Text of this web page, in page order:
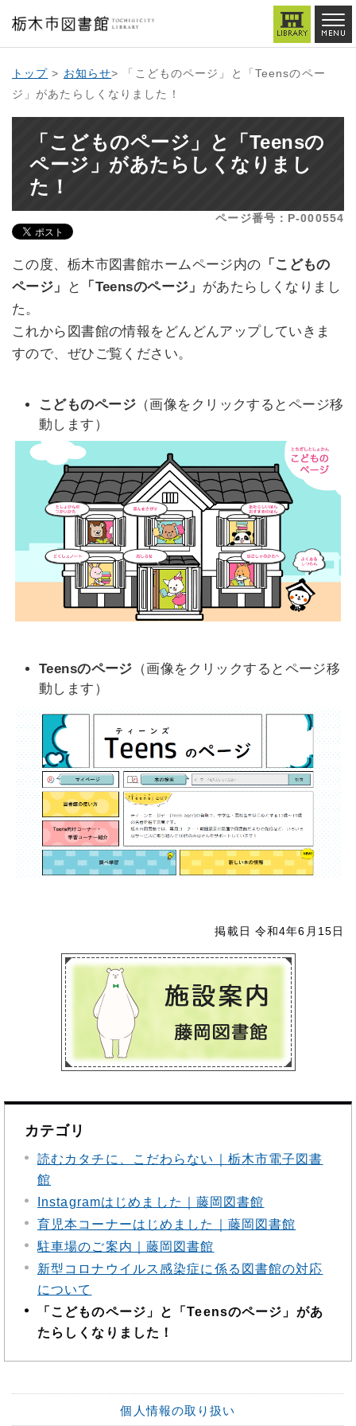
トップ > お知らせ> 「こどものページ」と「Teensのペー
ジ」があたらしくなりました！
「こどものページ」と「Teensの
ページ」があたらしくなりまし
た！
ページ番号：P-000554
この度、栃木市図書館ホームページ内の 「こどもの
ページ」
と 「Teensのページ」 があたらしくなりまし
た。
これから図書館の情報をどんどんアップしていきま
すので、ぜひご覧ください。
こどものページ（画像をクリックするとページ移
動します）
Teensのページ （画像をクリックするとページ移
動します）
掲載日 令和4年6月15日
カテゴリ
読むカタチに、こだわらない｜栃木市電子図書
館
Instagramはじめました｜藤岡図書館
育児本コーナーはじめました｜藤岡図書館
駐車場のご案内｜藤岡図書館
新型コロナウイルス感染症に係る図書館の対応
について
「こどものページ」と「Teensのページ」があ
たらしくなりました！
個人情報の取り扱い